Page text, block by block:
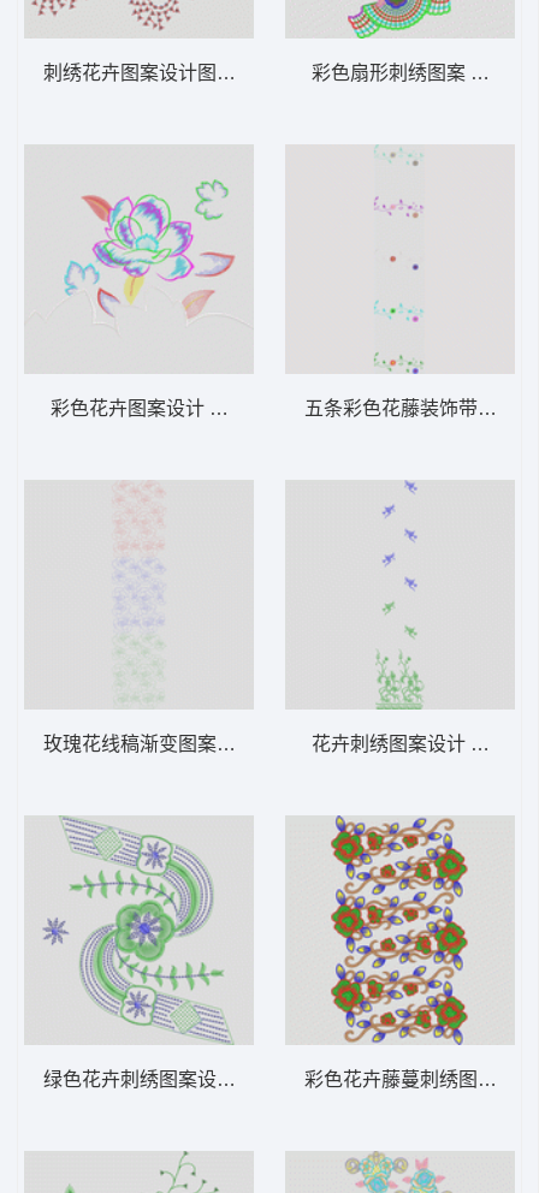
刺绣花卉图案设计图 亮片 珠片花朵
彩色花卉图案设计 家纺大花
玫瑰花线稿渐变图案 玫瑰花
绿色花卉刺绣图案设计 亮片 珠片花
彩色扇形刺绣图案 半圆扇
五条彩色花藤装饰带 窗帘
花卉刺绣图案设计 窗帘
彩色花卉藤蔓刺绣图案 烫